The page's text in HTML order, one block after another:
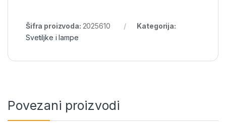
Šifra proizvoda: 2025610
Kategorija:
Svetiljke i lampe
Povezani proizvodi